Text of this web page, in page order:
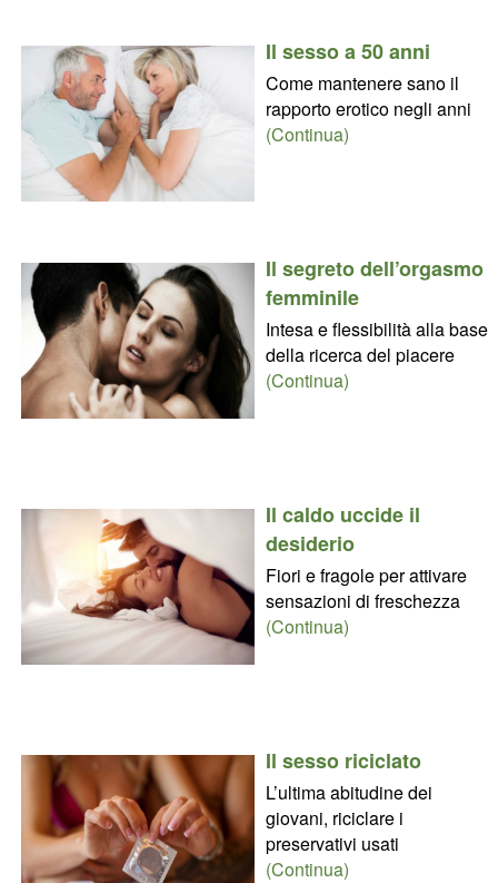
Il sesso a 50 anni
Come mantenere sano il
rapporto erotico negli anni
(Continua)
Il segreto dell’orgasmo
femminile
Intesa e flessibilità alla base
della ricerca del piacere
(Continua)
Il caldo uccide il
desiderio
Fiori e fragole per attivare
sensazioni di freschezza
(Continua)
Il sesso riciclato
L’ultima abitudine dei
giovani, riciclare i
preservativi usati
(Continua)